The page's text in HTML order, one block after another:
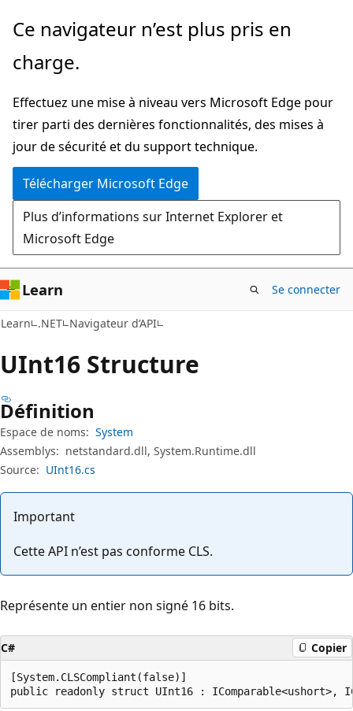
Passer
directement
au
principal
Passer
la
dans
la
page
Ce navigateur n’est plus pris en
charge.
Effectuez une mise à niveau vers Microsoft Edge pour
tirer parti des dernières fonctionnalités, des mises à
jour de sécurité et du support technique.
Télécharger Microsoft Edge
Plus d’informations sur Internet Explorer et
Microsoft Edge
Learn Se connecter
Learn .NET Navigateur d’API
UInt16 Structure
Définition
Espace de noms: System
Assemblys: netstandard.dll, System.Runtime.dll
Source: UInt16.cs
Important
Cette API n’est pas conforme CLS.
Représente un entier non signé 16 bits.
C# Copier
[System.CLSCompliant(false)]
public readonly struct UInt16 : IComparable<ushort>,